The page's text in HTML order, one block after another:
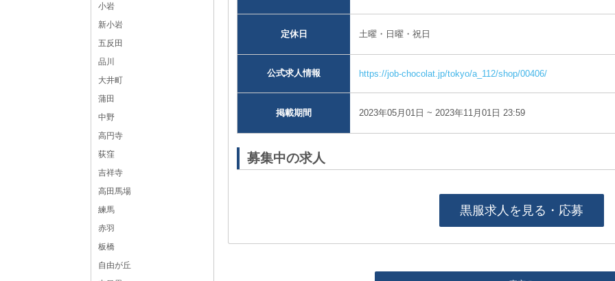
小岩
新小岩
五反田
品川
大井町
蒲田
中野
高円寺
荻窪
吉祥寺
高田馬場
練馬
赤羽
板橋
自由が丘
定休日 土曜・日曜・祝日
公式求人情報 https://job-chocolat.jp/tokyo/a_112/shop/00406/
掲載期間 2023年05月01日 ~ 2023年11月01日 23:59
募集中の求人
黒服求人を見る・応募